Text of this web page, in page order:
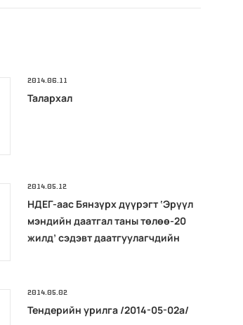
2014.06.11
Талархал
2014.05.12
НДЕГ-аас Бянзүрх дүүрэгт ‘Эрүүл
мэндийн даатгал таны төлөө-20
жилд’ сэдэвт даатгуулагчдийн
2014.05.02
Тендерийн урилга /2014-05-02а/